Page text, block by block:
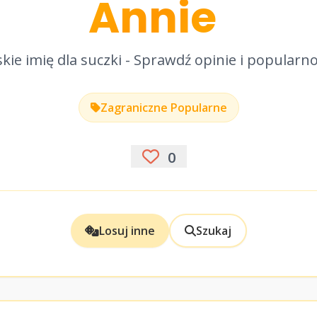
Annie
imię dla suczki - Sprawdź opinie i
Zagraniczne Popularne
0
Losuj inne Szukaj